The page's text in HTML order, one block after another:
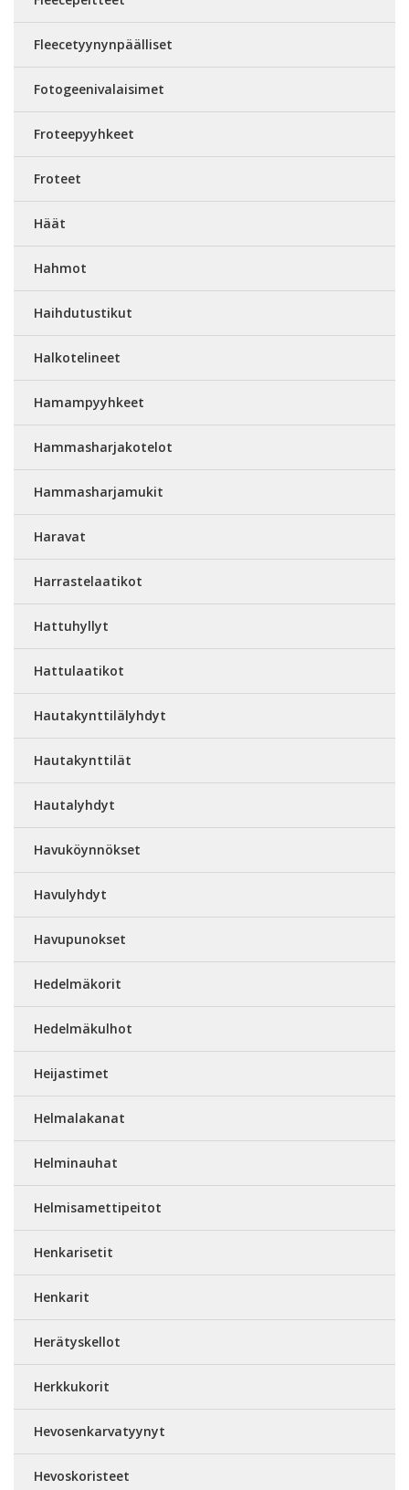
Fleecetyynynpäälliset
Fotogeenivalaisimet
Froteepyyhkeet
Froteet
Häät
Hahmot
Haihdutustikut
Halkotelineet
Hamampyyhkeet
Hammasharjakotelot
Hammasharjamukit
Haravat
Harrastelaatikot
Hattuhyllyt
Hattulaatikot
Hautakynttilälyhdyt
Hautakynttilät
Hautalyhdyt
Havuköynnökset
Havulyhdyt
Havupunokset
Hedelmäkorit
Hedelmäkulhot
Heijastimet
Helmalakanat
Helminauhat
Helmisamettipeitot
Henkarisetit
Henkarit
Herätyskellot
Herkkukorit
Hevosenkarvatyynyt
Hevoskoristeet